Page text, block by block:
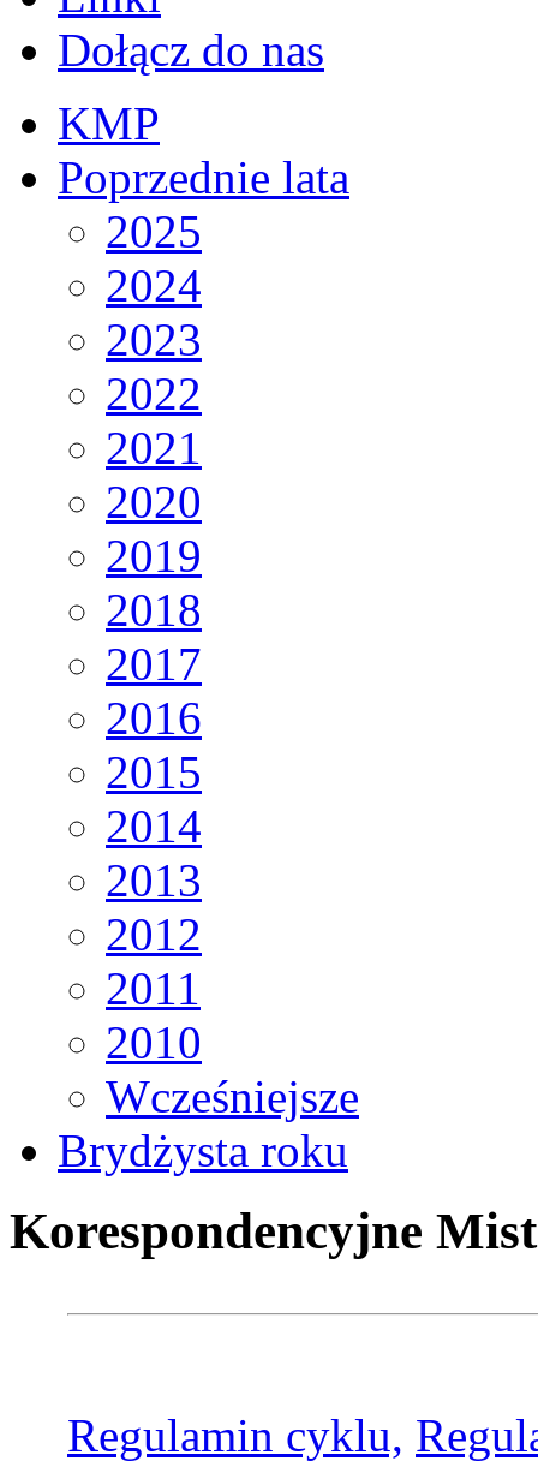
Dołącz do nas
KMP
Poprzednie lata
2025
2024
2023
2022
2021
2020
2019
2018
2017
2016
2015
2014
2013
2012
2011
2010
Wcześniejsze
Brydżysta roku
Korespondencyjne
Regulamin cyklu,